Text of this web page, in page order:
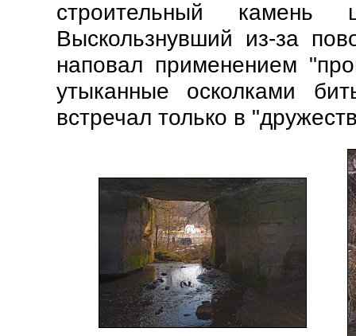
строительный
Выскользнувший из-за
наповал применением
утыканные осколками
встречал только в